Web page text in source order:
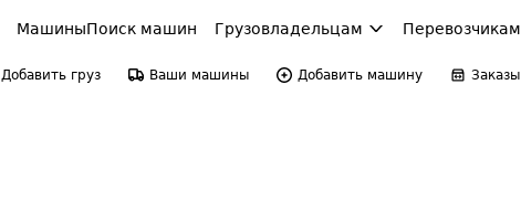
МашиныПоиск машин Грузовладельцам Перевозчикам
Добавить груз Ваши машины Добавить машину Заказы